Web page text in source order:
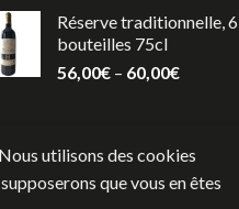
Réserve traditionnelle, 6
bouteilles 75cl
56,00€ – 60,00€
utilisons des cookies
que vous en êtes